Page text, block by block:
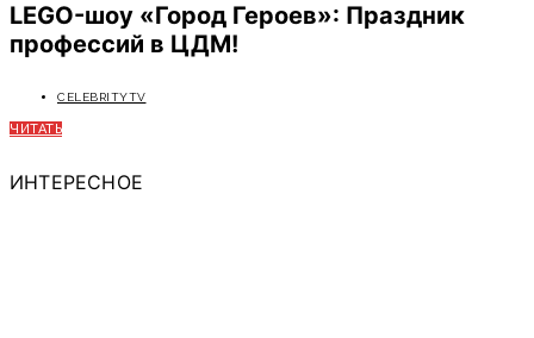
LEGO-шоу «Город Героев»: Праздник
профессий в ЦДМ!
CELEBRITYTV
ЧИТАТЬ
ИНТЕРЕСНОЕ